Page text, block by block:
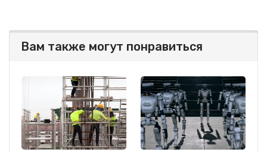
Вам также могут понравиться